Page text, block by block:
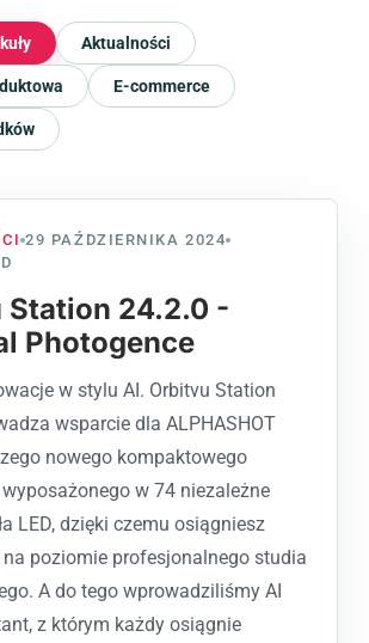
Aktualności
E-commerce
29 PAŹDZIERNIKA 2024
Station 24.2.0 -
Photogence
w stylu AI. Orbitvu Station
wsparcie dla ALPHASHOT
nowego kompaktowego
w 74 niezależne
LED, dzięki czemu osiągniesz
poziomie profesjonalnego studia
A do tego wprowadziliśmy AI
z którym każdy osiągnie